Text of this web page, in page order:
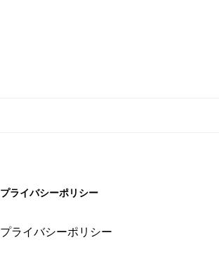
プライバシーポリシー
プライバシーポリシー